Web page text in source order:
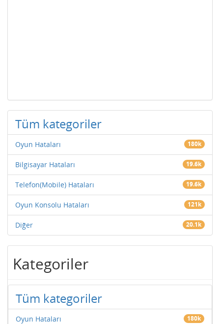
Tüm kategoriler
Oyun Hataları 180k
Bilgisayar Hataları 19.6k
Telefon(Mobile) Hataları 19.6k
Oyun Konsolu Hataları 121k
Diğer 20.1k
Kategoriler
Tüm kategoriler
Oyun Hataları 180k